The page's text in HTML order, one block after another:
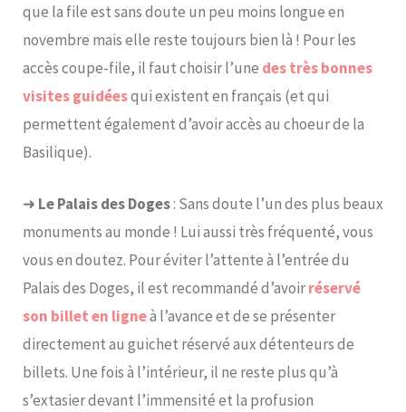
que la file est sans doute un peu moins longue en
novembre mais elle reste toujours bien là ! Pour les
accès coupe-file, il faut choisir l’une des très bonnes
visites guidéesqui existent en français (et qui
permettent également d’avoir accès au choeur de la
Basilique).
➜ Le Palais des Doges: Sans doute l’un des plus beaux
monuments au monde ! Lui aussi très fréquenté, vous
vous en doutez. Pour éviter l’attente à l’entrée du
Palais des Doges, il est recommandé d’avoirréservé
son billet en ligneà l’avance et de se présenter
directement au guichet réservé aux détenteurs de
billets. Une fois à l’intérieur, il ne reste plus qu’à
s’extasier devant l’immensité et la profusion